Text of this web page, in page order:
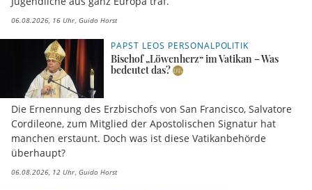
06.08.2026, 16 Uhr Guido Horst
PAPST LEOS PERSONALPOLITIK
Bischof „Löwenherz“ im Vatikan – Was
bedeutet das?
Die Ernennung des Erzbischofs von San Francisco, Salvatore
Cordileone, zum Mitglied der Apostolischen Signatur hat
manchen erstaunt. Doch was ist diese Vatikanbehörde
überhaupt?
06.08.2026, 12 Uhr Guido Horst